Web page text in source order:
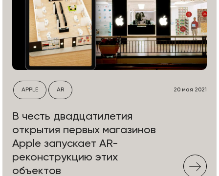
APPLE AR 20 мая 2021
В честь двадцатилетия
открытия первых магазинов
Apple запускает AR-
реконструкцию этих
объектов